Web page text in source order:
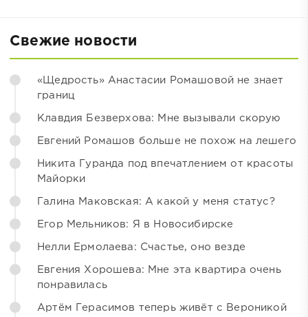
Свежие новости
«Щедрость» Анастасии Ромашовой не знает
границ
Клавдия Безверхова: Мне вызывали скорую
Евгений Ромашов больше не похож на лешего
Никита Гуранда под впечатлением от красоты
Майорки
Галина Маковская: А какой у меня статус?
Егор Мельников: Я в Новосибирске
Нелли Ермолаева: Счастье, оно везде
Евгения Хорошева: Мне эта квартира очень
понравилась
Артём Герасимов теперь живёт с Вероникой